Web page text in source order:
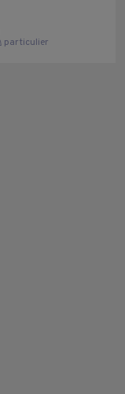
particulier